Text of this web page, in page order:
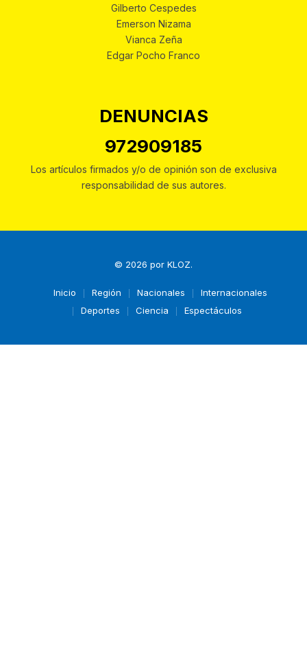
Gilberto Cespedes
Emerson Nizama
Vianca Zeña
Edgar Pocho Franco
DENUNCIAS
972909185
Los artículos firmados y/o de opinión son de exclusiva
responsabilidad de sus autores.
© 2026 por KLOZ.
Inicio Región Nacionales
Internacionales
Deportes
Ciencia Espectáculos